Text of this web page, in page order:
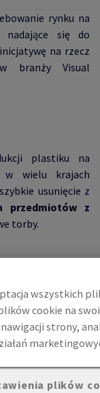
rynku na
nadające się do
na rzecz
branży Visual
plastiku na
w wielu krajach
usunięcie z
przedmiotów z
torby.
1%
bardziej
materiałów dla
się na
możliwości
swoją ofertę.
wszystkich
cookie na
strony,
plików